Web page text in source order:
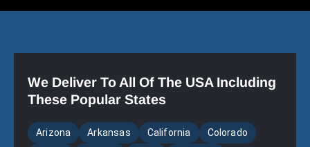
We Deliver To All Of The USA Including
These Popular States
Arizona Arkansas California
Colorado